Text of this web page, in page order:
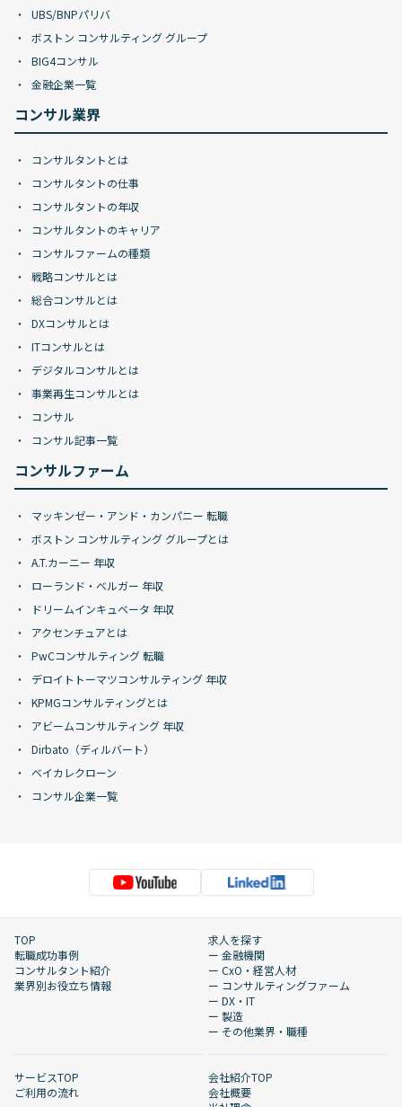
UBS/BNPパリバ
ボストン コンサルティング グループ
BIG4コンサル
金融企業一覧
コンサル業界
コンサルタントとは
コンサルタントの仕事
コンサルタントの年収
コンサルタントのキャリア
コンサルファームの種類
戦略コンサルとは
総合コンサルとは
DXコンサルとは
ITコンサルとは
デジタルコンサルとは
事業再生コンサルとは
コンサル
コンサル記事一覧
コンサルファーム
マッキンゼー・アンド・カンパニー 転職
ボストン コンサルティング グループとは
A.T.カーニー 年収
ローランド・ベルガー 年収
ドリームインキュベータ 年収
アクセンチュアとは
PwCコンサルティング 転職
デロイトトーマツコンサルティング 年収
KPMGコンサルティングとは
アビームコンサルティング 年収
Dirbato（ディルバート）
ベイカレクローン
コンサル企業一覧
TOP
転職成功事例
コンサルタント紹介
業界別お役立ち情報
求人を探す
ー 金融機関
ー CxO・経営人材
ー コンサルティングファーム
ー DX・IT
ー 製造
ー その他業界・職種
サービスTOP
ご利用の流れ
会社紹介TOP
会社概要